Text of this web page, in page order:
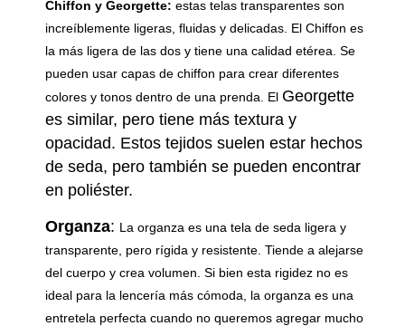
Chiffon y Georgette: estas telas transparentes son
increíblemente ligeras, fluidas y delicadas. El Chiffon es
la más ligera de las dos y tiene una calidad etérea. Se
pueden usar capas de chiffon para crear diferentes
colores y tonos dentro de una prenda. El Georgette
es similar, pero tiene más textura y
opacidad. Estos tejidos suelen estar hechos
de seda, pero también se pueden encontrar
en poliéster.
Organza: La organza es una tela de seda ligera y
transparente, pero rígida y resistente. Tiende a alejarse
del cuerpo y crea volumen. Si bien esta rigidez no es
ideal para la lencería más cómoda, la organza es una
entretela perfecta cuando no queremos agregar mucho